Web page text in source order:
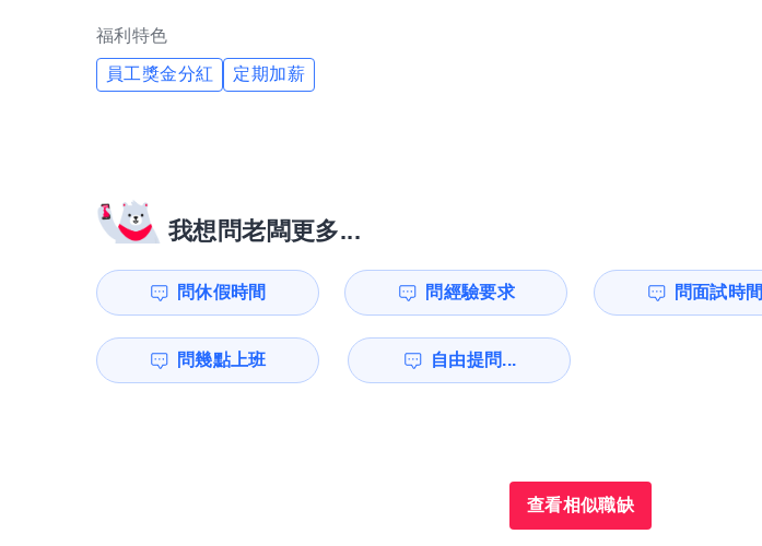
福利特色
員工獎金分紅 定期加薪
我想問老闆更多...
問休假時間 問經驗要求 問面試時間
問幾點上班 自由提問...
查看相似職缺